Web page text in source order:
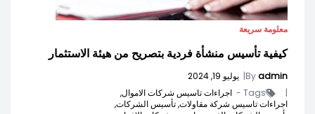
معلومة سريعة
كيفية تأسيس منشأة فردية بتصريح من هيئة الاستثمار
Byadmin
| يوليو 19, 2024
|
Tags -
اجراءات تاسيس شركات الاموال,
اجراءات تاسيس شركة مقاولات,تأسيس الشركات,